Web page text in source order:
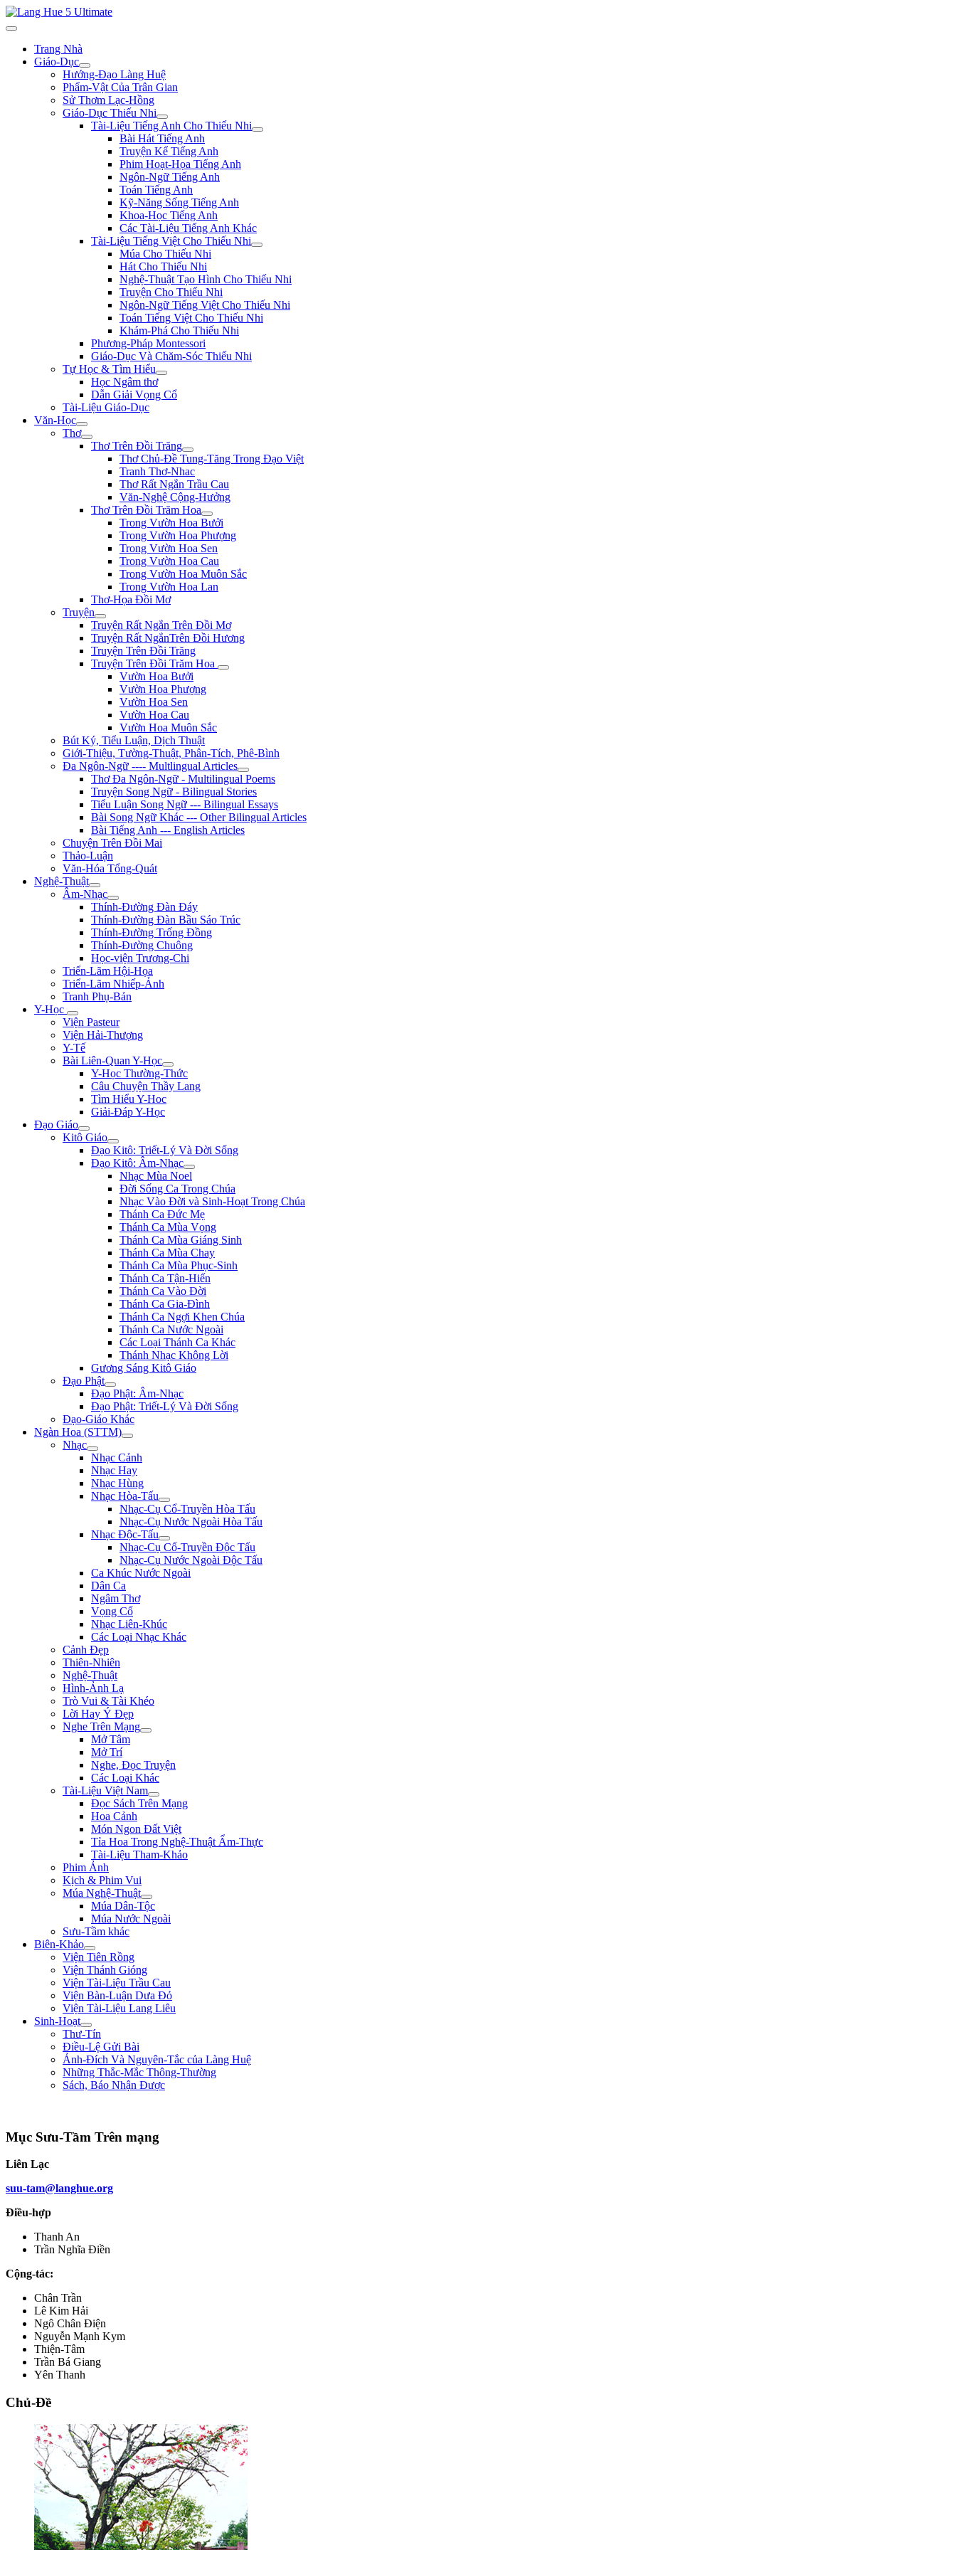
Trang Nhà
Giáo-Dục
Hướng-Đạo Làng Huệ
Phẩm-Vật Của Trân Gian
Sử Thơm Lạc-Hồng
Giáo-Dục Thiếu Nhi
Tài-Liệu Tiếng Anh Cho Thiếu Nhi
Bài Hát Tiếng Anh
Truyện Kể Tiếng Anh
Phim Hoạt-Họa Tiếng Anh
Ngôn-Ngữ Tiếng Anh
Toán Tiếng Anh
Kỹ-Năng Sống Tiếng Anh
Khoa-Học Tiếng Anh
Các Tài-Liệu Tiếng Anh Khác
Tài-Liệu Tiếng Việt Cho Thiếu Nhi
Múa Cho Thiếu Nhi
Hát Cho Thiếu Nhi
Nghệ-Thuật Tạo Hình Cho Thiếu Nhi
Truyện Cho Thiếu Nhi
Ngôn-Ngữ Tiếng Việt Cho Thiếu Nhi
Toán Tiếng Việt Cho Thiếu Nhi
Khám-Phá Cho Thiếu Nhi
Phương-Pháp Montessori
Giáo-Dục Và Chăm-Sóc Thiếu Nhi
Tự Học & Tìm Hiểu
Học Ngâm thơ
Dẫn Giải Vọng Cổ
Tài-Liệu Giáo-Dục
Văn-Học
Thơ
Thơ Trên Đồi Trăng
Thơ Chủ-Đề Tung-Tăng Trong Đạo Việt
Tranh Thơ-Nhac
Thơ Rất Ngắn Trầu Cau
Văn-Nghệ Cộng-Hưởng
Thơ Trên Đồi Trăm Hoa
Trong Vườn Hoa Bưởi
Trong Vườn Hoa Phượng
Trong Vườn Hoa Sen
Trong Vườn Hoa Cau
Trong Vườn Hoa Muôn Sắc
Trong Vườn Hoa Lan
Thơ-Họa Đồi Mơ
Truyện
Truyện Rất Ngắn Trên Đồi Mơ
Truyện Rất NgắnTrên Đồi Hương
Truyện Trên Đồi Trăng
Truyện Trên Đồi Trăm Hoa
Vườn Hoa Bưởi
Vườn Hoa Phượng
Vườn Hoa Sen
Vườn Hoa Cau
Vườn Hoa Muôn Sắc
Bút Ký, Tiểu Luận, Dịch Thuật
Giới-Thiệu, Tường-Thuật, Phân-Tích, Phê-Bình
Đa Ngôn-Ngữ ---- Multlingual Articles
Thơ Đa Ngôn-Ngữ - Multilingual Poems
Truyện Song Ngữ - Bilingual Stories
Tiểu Luận Song Ngữ --- Bilingual Essays
Bài Song Ngữ Khác --- Other Bilingual Articles
Bài Tiếng Anh --- English Articles
Chuyện Trên Đồi Mai
Thảo-Luận
Văn-Hóa Tổng-Quát
Nghệ-Thuật
Âm-Nhạc
Thính-Đường Đàn Đáy
Thính-Đường Đàn Bầu Sáo Trúc
Thính-Đường Trống Đồng
Thính-Đường Chuông
Học-viện Trương-Chi
Triển-Lãm Hội-Họa
Triển-Lãm Nhiếp-Ảnh
Tranh Phụ-Bản
Y-Học
Viện Pasteur
Viện Hải-Thượng
Y-Tế
Bài Liên-Quan Y-Học
Y-Học Thường-Thức
Câu Chuyện Thầy Lang
Tìm Hiểu Y-Hoc
Giải-Đáp Y-Học
Đạo Giáo
Kitô Giáo
Đạo Kitô: Triết-Lý Và Đời Sống
Đạo Kitô: Âm-Nhạc
Nhạc Mùa Noel
Đời Sống Ca Trong Chúa
Nhạc Vào Đời và Sinh-Hoạt Trong Chúa
Thánh Ca Đức Mẹ
Thánh Ca Mùa Vọng
Thánh Ca Mùa Giáng Sinh
Thánh Ca Mùa Chay
Thánh Ca Mùa Phục-Sinh
Thánh Ca Tận-Hiến
Thánh Ca Vào Đời
Thánh Ca Gia-Đình
Thánh Ca Ngợi Khen Chúa
Thánh Ca Nước Ngoài
Các Loại Thánh Ca Khác
Thánh Nhạc Không Lời
Gương Sáng Kitô Giáo
Đạo Phật
Đạo Phật: Âm-Nhạc
Đạo Phật: Triết-Lý Và Đời Sống
Đạo-Giáo Khác
Ngàn Hoa (STTM)
Nhạc
Nhạc Cảnh
Nhạc Hay
Nhạc Hùng
Nhạc Hòa-Tấu
Nhạc-Cụ Cổ-Truyền Hòa Tấu
Nhạc-Cụ Nước Ngoài Hòa Tấu
Nhạc Độc-Tấu
Nhạc-Cụ Cổ-Truyền Độc Tấu
Nhạc-Cụ Nước Ngoài Độc Tấu
Ca Khúc Nước Ngoài
Dân Ca
Ngâm Thơ
Vọng Cổ
Nhạc Liên-Khúc
Các Loại Nhạc Khác
Cảnh Đẹp
Thiên-Nhiên
Nghệ-Thuật
Hình-Ảnh Lạ
Trò Vui & Tài Khéo
Lời Hay Ý Đẹp
Nghe Trên Mạng
Mở Tâm
Mở Trí
Nghe, Đọc Truyện
Các Loại Khác
Tài-Liệu Việt Nam
Đọc Sách Trên Mạng
Hoa Cảnh
Món Ngon Đất Việt
Tỉa Hoa Trong Nghệ-Thuật Ẩm-Thực
Tài-Liệu Tham-Khảo
Phim Ảnh
Kịch & Phim Vui
Múa Nghệ-Thuật
Múa Dân-Tộc
Múa Nước Ngoài
Sưu-Tầm khác
Biên-Khảo
Viện Tiên Rồng
Viện Thánh Gióng
Viện Tài-Liệu Trầu Cau
Viện Bàn-Luận Dưa Đỏ
Viện Tài-Liệu Lang Liêu
Sinh-Hoạt
Thư-Tín
Điều-Lệ Gửi Bài
Ảnh-Đích Và Nguyên-Tắc của Làng Huệ
Những Thắc-Mắc Thông-Thường
Sách, Báo Nhận Được
Mục Sưu-Tầm Trên mạng
Liên Lạc
suu-tam@langhue.org
Điều-hợp
Thanh An
Trần Nghĩa Điền
Cộng-tác:
Chân Trần
Lê Kim Hải
Ngô Chân Điện
Nguyễn Mạnh Kym
Thiện-Tâm
Trần Bá Giang
Yên Thanh
Chủ-Đề